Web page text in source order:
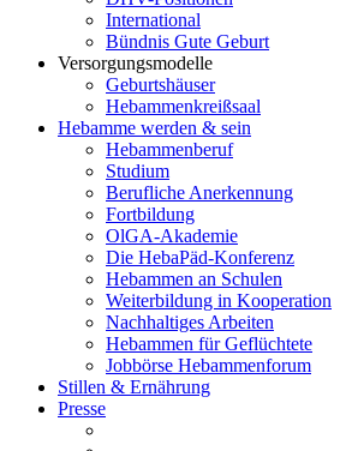
International
Bündnis Gute Geburt
Versorgungsmodelle
Geburtshäuser
Hebammenkreißsaal
Hebamme werden & sein
Hebammenberuf
Studium
Berufliche Anerkennung
Fortbildung
OlGA-Akademie
Die HebaPäd-Konferenz
Hebammen an Schulen
Weiterbildung in Kooperation
Nachhaltiges Arbeiten
Hebammen für Geflüchtete
Jobbörse Hebammenforum
Stillen & Ernährung
Presse